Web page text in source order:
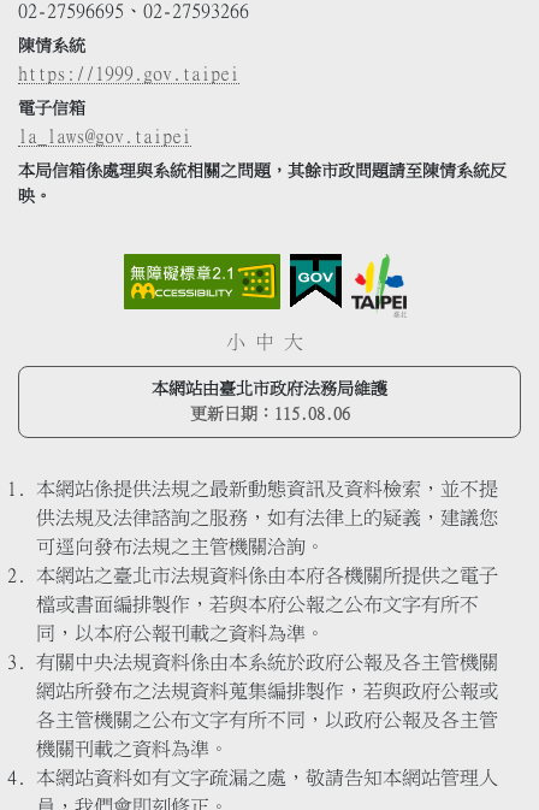
02-27596695、02-27593266
陳情系統
https://1999.gov.taipei
電子信箱
la_laws@gov.taipei
本局信箱係處理與系統相關之問題，其餘市政問題請至陳情系統反
映。
小 中 大
本網站由臺北市政府法務局維護
更新日期： 115.08.06
本網站係提供法規之最新動態資訊及資料檢索，並不提
供法規及法律諮詢之服務，如有法律上的疑義，建議您
可逕向發布法規之主管機關洽詢。
本網站之臺北市法規資料係由本府各機關所提供之電子
檔或書面編排製作，若與本府公報之公布文字有所不
同，以本府公報刊載之資料為準。
有關中央法規資料係由本系統於政府公報及各主管機關
網站所發布之法規資料蒐集編排製作，若與政府公報或
各主管機關之公布文字有所不同，以政府公報及各主管
機關刊載之資料為準。
本網站資料如有文字疏漏之處，敬請告知本網站管理人
員，我們會即刻修正。